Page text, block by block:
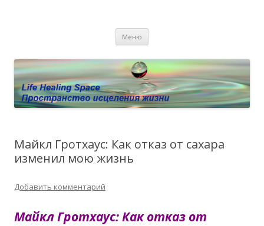
Личный сайт Елены Барымовой
исцелении воспоминанием и ренкарнационике. Услуги.
Меню
Майкл Гротхаус: Как отказ от сахара
изменил мою жизнь
Добавить комментарий
Майкл Гротхаус: Как отказ от